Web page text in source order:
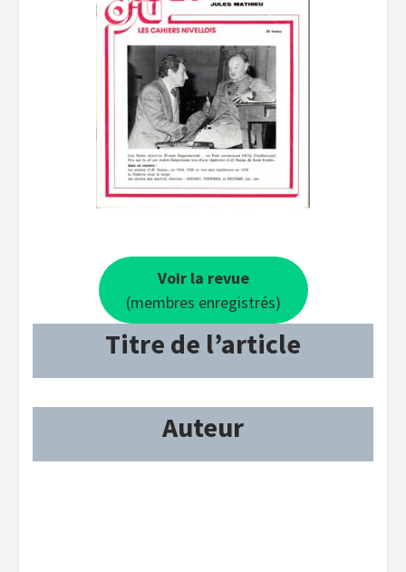
Voir la revue
(membres enregistrés)
Titre de l’article
Auteur